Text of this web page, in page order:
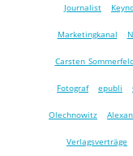
Journalist
Marketingkanal
Carsten
Fotograf epubli
Olechnowitz
Verlagsverträge